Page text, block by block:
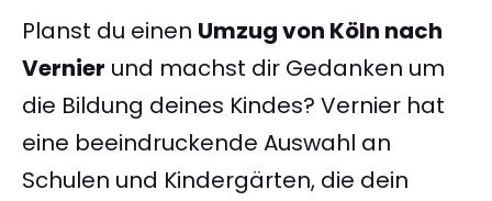
Planst du einen Umzug von Köln nach
Vernier und machst dir Gedanken um
die Bildung deines Kindes? Vernier hat
eine beeindruckende Auswahl an
Schulen und Kindergärten, die dein